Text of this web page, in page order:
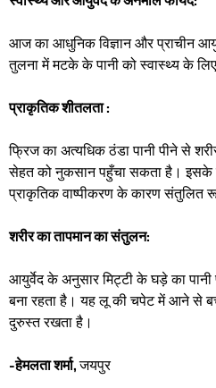
आज का आधुनिक विज्ञान और प्राचीन
तुलना में मटके के पानी को स्वास्थ्य के
​प्राकृतिक शीतलता :
फ्रिज का अत्यधिक ठंडा पानी पीने से
सेहत को नुकसान पहुँचा सकता है। इसके
प्राकृतिक वाष्पीकरण के कारण संतुलित
शरीर का तापमान का संतुलन:
आयुर्वेद के अनुसार मिट्टी के घड़े का पानी
बना रहता है। यह लू की चपेट में आने से
दुरुस्त रखता है।
-हेमलता शर्मा,जयपुर